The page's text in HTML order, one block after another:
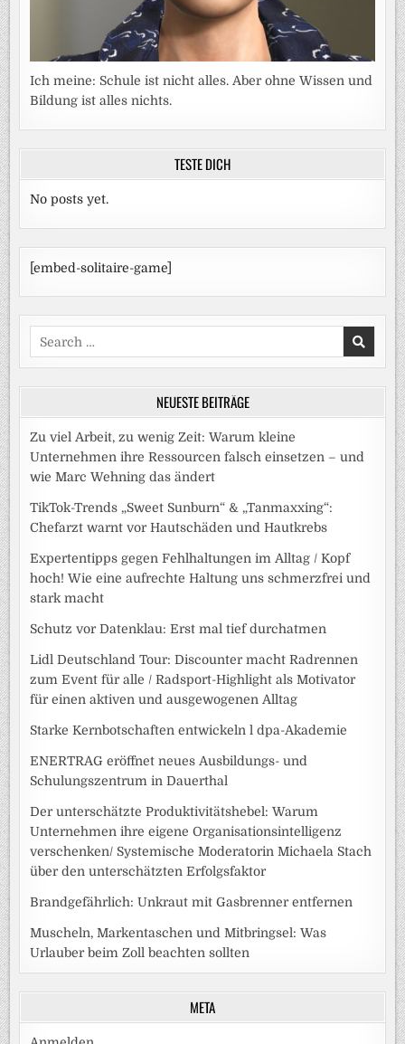
Ich meine: Schule ist nicht alles. Aber ohne Wissen und
Bildung ist alles nichts.
TESTE DICH
No posts yet.
[embed-solitaire-game]
Search
for:
NEUESTE BEITRÄGE
Zu viel Arbeit, zu wenig Zeit: Warum kleine
Unternehmen ihre Ressourcen falsch einsetzen – und
wie Marc Wehning das ändert
TikTok-Trends „Sweet Sunburn“ & „Tanmaxxing“:
Chefarzt warnt vor Hautschäden und Hautkrebs
Expertentipps gegen Fehlhaltungen im Alltag / Kopf
hoch! Wie eine aufrechte Haltung uns schmerzfrei und
stark macht
Schutz vor Datenklau: Erst mal tief durchatmen
Lidl Deutschland Tour: Discounter macht Radrennen
zum Event für alle / Radsport-Highlight als Motivator
für einen aktiven und ausgewogenen Alltag
Starke Kernbotschaften entwickeln l dpa-Akademie
ENERTRAG eröffnet neues Ausbildungs- und
Schulungszentrum in Dauerthal
Der unterschätzte Produktivitätshebel: Warum
Unternehmen ihre eigene Organisationsintelligenz
verschenken/ Systemische Moderatorin Michaela Stach
über den unterschätzten Erfolgsfaktor
Brandgefährlich: Unkraut mit Gasbrenner entfernen
Muscheln, Markentaschen und Mitbringsel: Was
Urlauber beim Zoll beachten sollten
META